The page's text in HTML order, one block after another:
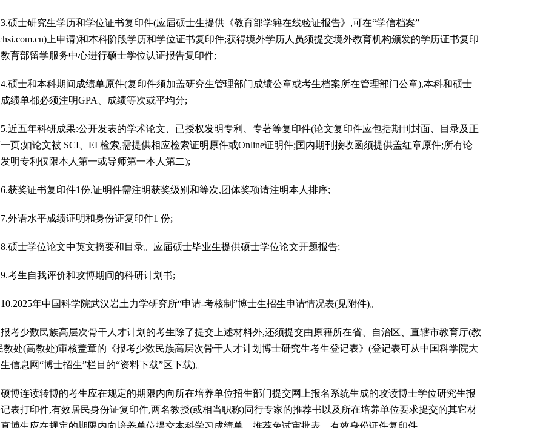
士研究生学历和学位证书复印件(应届硕士生提供《教育部学籍在线验证报告》,可在“学信档案”
上申请)和本科阶段学历和学位证书复印件;获得境外学历人员须提交境外教育机构颁发的学历证书复印
育部留学服务中心进行硕士学位认证报告复印件;
士和本科期间成绩单原件(复印件须加盖研究生管理部门成绩公章或考生档案所在管理部门公章),本科和硕士
成绩单都必须注明GPA、成绩等次或平均分;
五年科研成果:公开发表的学术论文、已授权发明专利、专著等复印件(论文复印件应包括期刊封面、目录及正
页;如论文被 SCI、EI 检索,需提供相应检索证明原件或Online证明件;国内期刊接收函须提供盖红章原件;所有论
明专利仅限本人第一或导师第一本人第二);
奖证书复印件1份,证明件需注明获奖级别和等次,团体奖项请注明本人排序;
语水平成绩证明和身份证复印件1 份;
士学位论文中英文摘要和目录。应届硕士毕业生提供硕士学位论文开题报告;
生自我评价和攻博期间的科研计划书;
年中国科学院武汉岩土力学研究所“申请-考核制”博士生招生申请情况表(见附件)。
少数民族高层次骨干人才计划的考生除了提交上述材料外,还须提交由原籍所在省、自治区、直辖市教育厅(教
教处(高教处)审核盖章的《报考少数民族高层次骨干人才计划博士研究生考生登记表》(登记表可从中国科学院大
信息网“博士招生”栏目的“资料下载”区下载)。
连读转博的考生应在规定的期限内向所在培养单位招生部门提交网上报名系统生成的攻读博士学位研究生报
表打印件,有效居民身份证复印件,两名教授(或相当职称)同行专家的推荐书以及所在培养单位要求提交的其它材
博生应在规定的期限内向培养单位提交本科学习成绩单、推荐免试审批表、有效身份证件复印件。